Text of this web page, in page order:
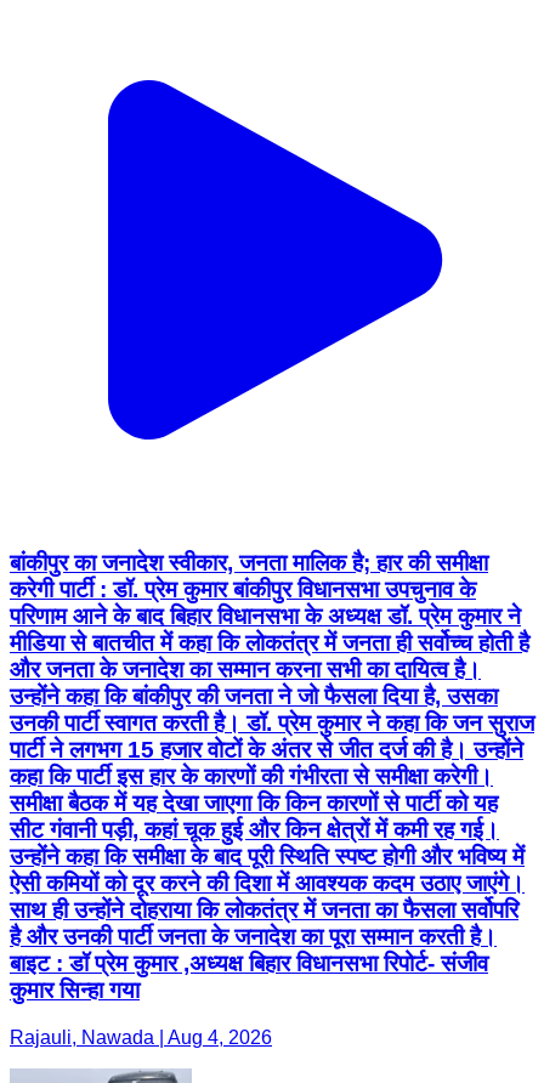
बांकीपुर का जनादेश स्वीकार, जनता मालिक है; हार की समीक्षा
करेगी पार्टी : डॉ. प्रेम कुमार बांकीपुर विधानसभा उपचुनाव के
परिणाम आने के बाद बिहार विधानसभा के अध्यक्ष डॉ. प्रेम कुमार ने
मीडिया से बातचीत में कहा कि लोकतंत्र में जनता ही सर्वोच्च होती है
और जनता के जनादेश का सम्मान करना सभी का दायित्व है।
उन्होंने कहा कि बांकीपुर की जनता ने जो फैसला दिया है, उसका
उनकी पार्टी स्वागत करती है। डॉ. प्रेम कुमार ने कहा कि जन सुराज
पार्टी ने लगभग 15 हजार वोटों के अंतर से जीत दर्ज की है। उन्होंने
कहा कि पार्टी इस हार के कारणों की गंभीरता से समीक्षा करेगी।
समीक्षा बैठक में यह देखा जाएगा कि किन कारणों से पार्टी को यह
सीट गंवानी पड़ी, कहां चूक हुई और किन क्षेत्रों में कमी रह गई।
उन्होंने कहा कि समीक्षा के बाद पूरी स्थिति स्पष्ट होगी और भविष्य में
ऐसी कमियों को दूर करने की दिशा में आवश्यक कदम उठाए जाएंगे।
साथ ही उन्होंने दोहराया कि लोकतंत्र में जनता का फैसला सर्वोपरि
है और उनकी पार्टी जनता के जनादेश का पूरा सम्मान करती है।
बाइट : डॉ प्रेम कुमार ,अध्यक्ष बिहार विधानसभा रिपोर्ट- संजीव
कुमार सिन्हा गया
Rajauli, Nawada | Aug 4, 2026